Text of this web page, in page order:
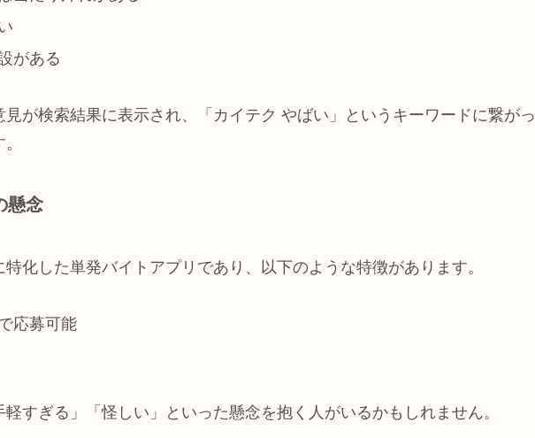
がある
見が検索結果に表示され、「カイテク やばい」というキーワードに繋がっ
懸念
化した単発バイトアプリであり、以下のような特徴があります。
応募可能
すぎる」「怪しい」といった懸念を抱く人がいるかもしれません。